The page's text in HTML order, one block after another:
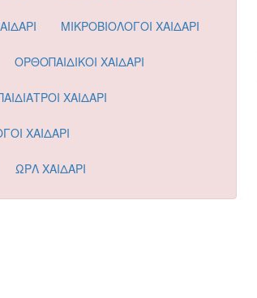
ΜΙΚΡΟΒΙΟΛΟΓΟΙ ΧΑΙΔΑΡΙ
ΟΡΘΟΠΑΙΔΙΚΟΙ ΧΑΙΔΑΡΙ
ΧΑΙΔΑΡΙ
ΧΑΙΔΑΡΙ
ΩΡΛ ΧΑΙΔΑΡΙ